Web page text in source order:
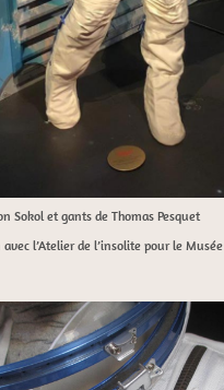
Sokol et gants de Thomas Pesquet
l’Atelier de l’insolite pour le